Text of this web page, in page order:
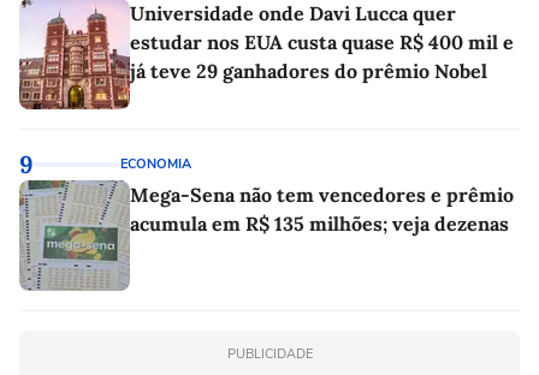
Universidade onde Davi Lucca quer
estudar nos EUA custa quase R$ 400 mil e
já teve 29 ganhadores do prêmio Nobel
9 ECONOMIA
Mega-Sena não tem vencedores e prêmio
acumula em R$ 135 milhões; veja dezenas
PUBLICIDADE